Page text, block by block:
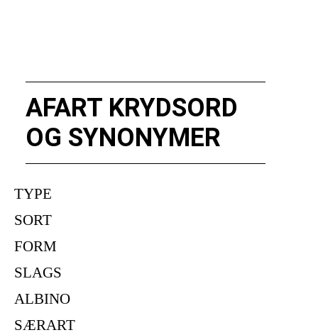
AFART KRYDSORD
OG SYNONYMER
TYPE
SORT
FORM
SLAGS
ALBINO
SÆRART